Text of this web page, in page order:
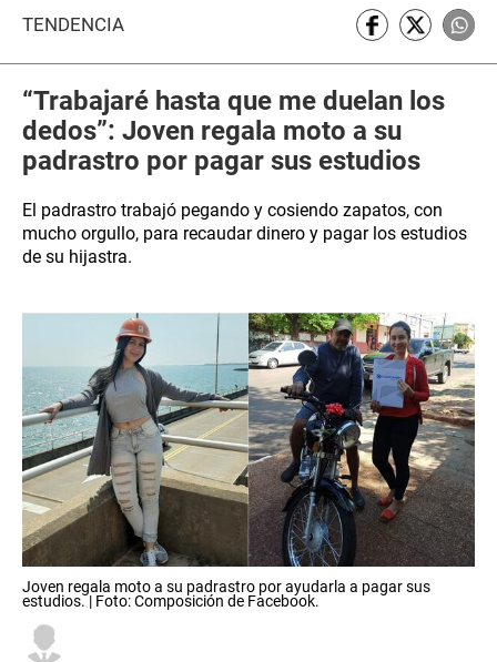
TENDENCIA
“Trabajaré hasta que me duelan los
dedos”: Joven regala moto a su
padrastro por pagar sus estudios
El padrastro trabajó pegando y cosiendo zapatos, con
mucho orgullo, para recaudar dinero y pagar los estudios
de su hijastra.
Joven regala moto a su padrastro por ayudarla a pagar sus
estudios. | Foto: Composición de Facebook.